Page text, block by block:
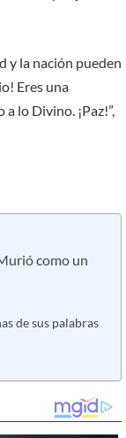
y la nación pueden
Eres una
lo Divino. ¡Paz!”,
como un
de sus palabras